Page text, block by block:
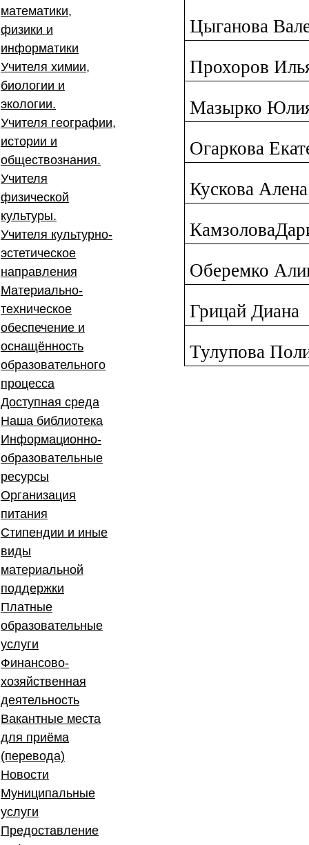
математики,
физики и
информатики
Учителя химии,
биологии и
экологии.
Учителя географии,
истории и
обществознания.
Учителя
физической
культуры.
Учителя культурно-
эстетическое
направления
Материально-
техническое
обеспечение и
оснащённость
образовательного
процесса
Доступная среда
Наша библиотека
Информационно-
образовательные
ресурсы
Организация
питания
Стипендии и иные
виды
материальной
поддержки
Платные
образовательные
услуги
Финансово-
хозяйственная
деятельность
Вакантные места
для приёма
(перевода)
Новости
Муниципальные
услуги
Предоставление
Цыганова
Прохоров
Мазырко
Огаркова
Кускова Алена
Оберемко
Грицай Диана
Тулупова